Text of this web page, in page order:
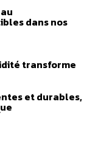
dans nos
transforme
et durables,